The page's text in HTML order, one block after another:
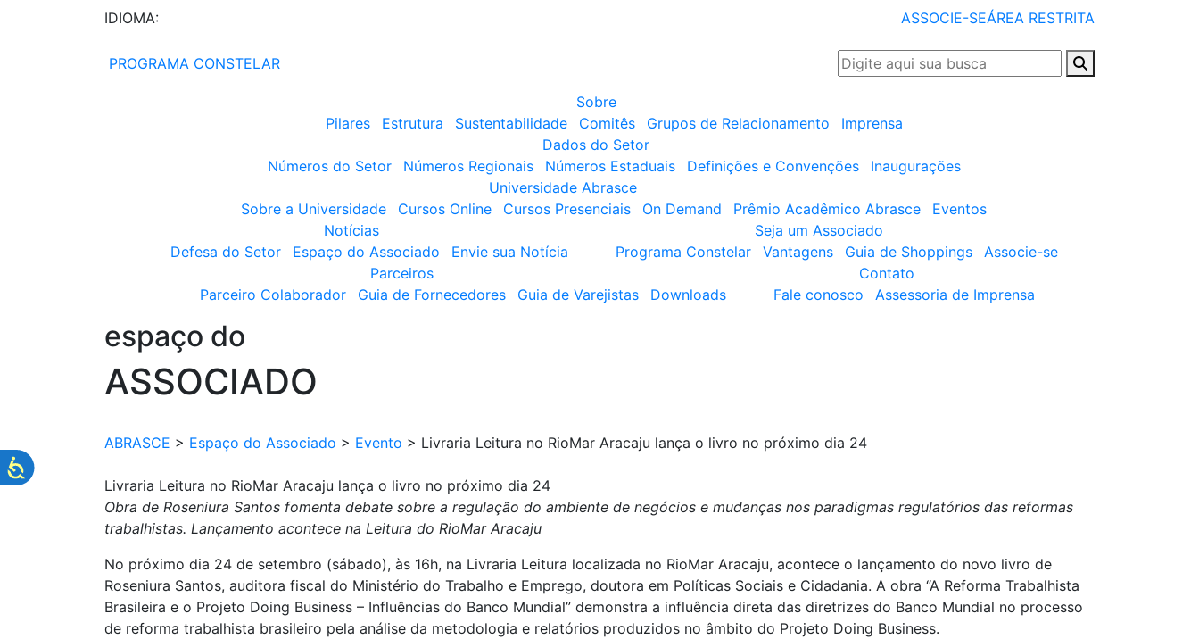
IDIOMA: ASSOCIE-SEÁREA RESTRITA
PROGRAMA CONSTELAR
Sobre
Pilares
Estrutura Sustentabilidade Comitês Grupos de Relacionamento
Imprensa
Dados do Setor
Números do Setor
Números Regionais Números Estaduais Definições e Convenções
Inaugurações
Universidade Abrasce
Sobre a Universidade
Cursos Online Cursos Presenciais On Demand Prêmio Acadêmico Abrasce
Eventos
Notícias
Defesa do Setor
Espaço do Associado Envie sua Notícia
Seja um Associado
Programa Constelar
Vantagens Guia de Shoppings
Associe-se
Parceiros
Parceiro Colaborador
Guia de Fornecedores Guia de Varejistas Downloads
Contato
Fale conosco
Assessoria de Imprensa
espaço do
ASSOCIADO
ABRASCE > Espaço do Associado > Evento > Livraria Leitura no RioMar Aracaju lança o livro no próximo dia 24
Livraria Leitura no RioMar Aracaju lança o livro no próximo dia 24
Obra de Roseniura Santos fomenta debate sobre a regulação do ambiente de negócios e mudanças nos paradigmas regulatórios das reformas
trabalhistas. Lançamento acontece na Leitura do RioMar Aracaju
No próximo dia 24 de setembro (sábado), às 16h, na Livraria Leitura localizada no RioMar Aracaju, acontece o lançamento do novo livro de
Roseniura Santos, auditora fiscal do Ministério do Trabalho e Emprego, doutora em Políticas Sociais e Cidadania. A obra “A Reforma Trabalhista
Brasileira e o Projeto Doing Business – Influências do Banco Mundial” demonstra a influência direta das diretrizes do Banco Mundial no processo
de reforma trabalhista brasileiro pela análise da metodologia e relatórios produzidos no âmbito do Projeto Doing Business.